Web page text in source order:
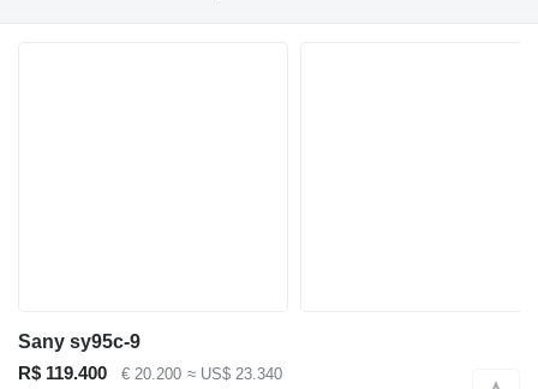
Sany sy95c-9
R$ 119.400
€ 20.200 ≈ US$ 23.340